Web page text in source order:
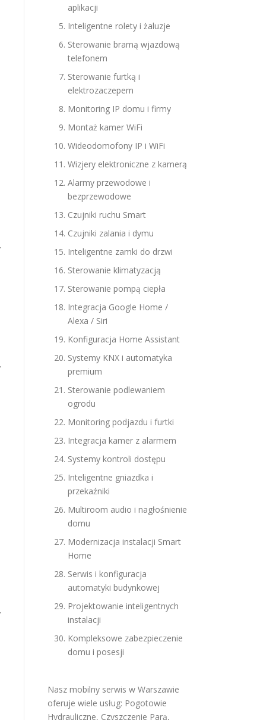
aplikacji
Inteligentne rolety i żaluzje
Sterowanie bramą wjazdową
telefonem
Sterowanie furtką i
elektrozaczepem
Monitoring IP domu i firmy
Montaż kamer WiFi
Wideodomofony IP i WiFi
Wizjery elektroniczne z kamerą
Alarmy przewodowe i
bezprzewodowe
Czujniki ruchu Smart
Czujniki zalania i dymu
Inteligentne zamki do drzwi
Sterowanie klimatyzacją
Sterowanie pompą ciepła
Integracja Google Home /
Alexa / Siri
Konfiguracja Home Assistant
Systemy KNX i automatyka
premium
Sterowanie podlewaniem
ogrodu
Monitoring podjazdu i furtki
Integracja kamer z alarmem
Systemy kontroli dostępu
Inteligentne gniazdka i
przekaźniki
Multiroom audio i nagłośnienie
domu
Modernizacja instalacji Smart
Home
Serwis i konfiguracja
automatyki budynkowej
Projektowanie inteligentnych
instalacji
Kompleksowe zabezpieczenie
domu i posesji
Nasz mobilny serwis w Warszawie
oferuje wiele usług: Pogotowie
Hydrauliczne, Czyszczenie Parą,